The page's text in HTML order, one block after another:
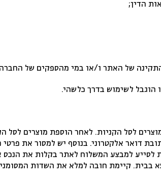
הדין;
של האתר ו/או במי מהספקים של
הוגבל לשימוש בדרך כלשהי.
לסל הקניות. לאחר הוספת מוצרים לסל
דואר אלקטרוני. בנוסף יש למסור את
לסייע למבצע המשלוח לאתר בקלות את
בבית. קיימת חובה למלא את השדות